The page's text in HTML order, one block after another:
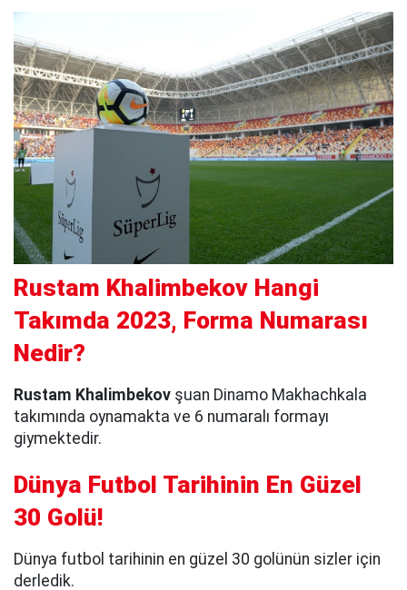
Rustam Khalimbekov Hangi
Takımda 2023, Forma Numarası
Nedir?
Rustam Khalimbekov şuan Dinamo Makhachkala
takımında oynamakta ve 6 numaralı formayı
giymektedir.
Dünya Futbol Tarihinin En Güzel
30 Golü!
Dünya futbol tarihinin en güzel 30 golünün sizler için
derledik.